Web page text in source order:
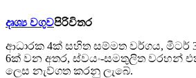
දෘශ්‍ය වගුවපිරිවිතර
ආධාරක 4ක් සහිත සම්මත වර්ගය, මීටර්
6ක් වන අතර, ස්වයං-සමතුලිත වරහන්
ලෙස නැව්ගත කරනු ලැබේ.